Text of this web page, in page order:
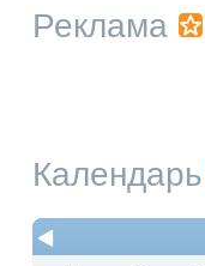
Реклама
Календарь